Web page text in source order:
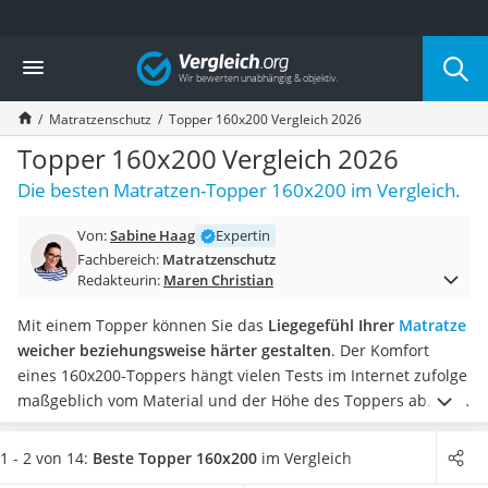
Die beliebtesten Vergleiche nach Kategorie
Wohnen
Matratzen-Topper
Matratzen
Konferenzlautsprecher
Tageslichtlampe
Badlüfter
Bürohocker
Außenleuchte mit Kamera
Akku-Tischlampe
Konferenzmikrofon
Klappmatratze
Duschkopf mit Kalkfilter
Aktenvernichter Sicherheitsstufe 4
Bettgitter
Vergleich
Matratzenschutz Topper 160x200 Vergleich 2026
Topper 160x200 Vergleich 2026
Die besten Matratzen-Topper 160x200 im Vergleich.
Von:Sabine Haag
Expertin
Fachbereich: Matratzenschutz
Redakteurin: Maren Christian
Mit einem Topper können Sie das Liegegefühl Ihrer Matratze
weicher beziehungsweise härter gestalten. Der Komfort
eines 160x200-Toppers hängt vielen Tests im Internet zufolge
maßgeblich vom Material und der Höhe des Toppers ab. Sie
suchen eine Matratzenauflage, die auch für Allergiker
geeignet ist? In unserer Vergleichstabelle finden Sie
1 - 2 von 14: Beste Topper 160x200 im Vergleich